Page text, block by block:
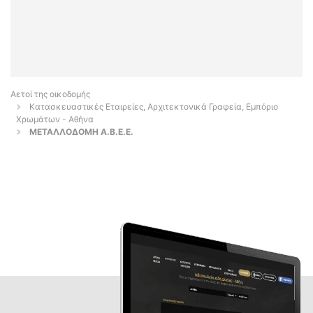
Αετοί της οικοδομής
Κατασκευαστικές Εταιρείες, Αρχιτεκτονικά Γραφεία, Εμπόριο
Χρωμάτων - Αθήνα
ΜΕΤΑΛΛΟΔΟΜΗ Α.Β.Ε.Ε.